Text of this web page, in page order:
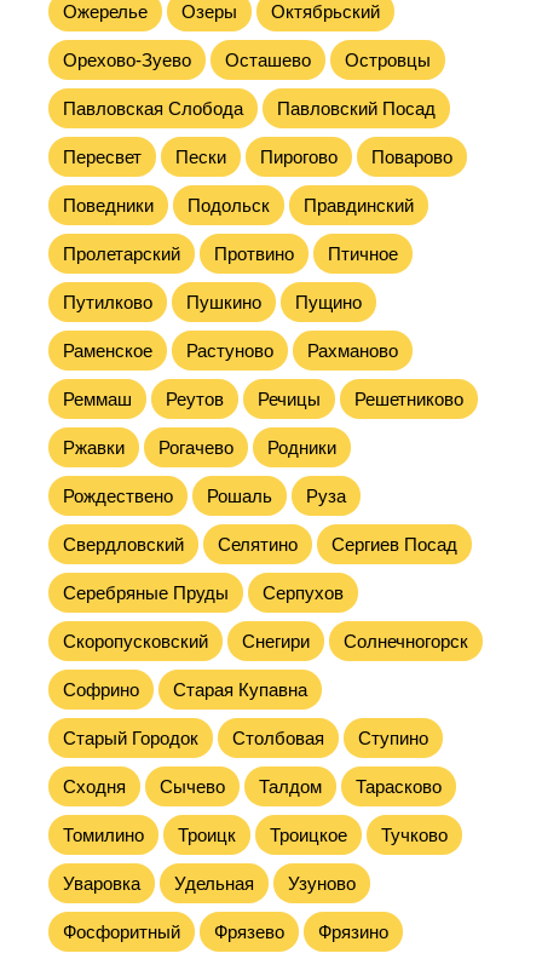
Ожерелье Озеры Октябрьский
Орехово-Зуево Осташево Островцы
Павловская Слобода Павловский Посад
Пересвет Пески Пирогово Поварово
Поведники Подольск Правдинский
Пролетарский Протвино Птичное
Путилково Пушкино Пущино
Раменское Растуново Рахманово
Реммаш Реутов Речицы Решетниково
Ржавки Рогачево Родники
Рождествено Рошаль Руза
Свердловский Селятино Сергиев Посад
Серебряные Пруды Серпухов
Скоропусковский Снегири Солнечногорск
Софрино Старая Купавна
Старый Городок Столбовая Ступино
Сходня Сычево Талдом Тарасково
Томилино Троицк Троицкое Тучково
Уваровка Удельная Узуново
Фосфоритный Фрязево Фрязино